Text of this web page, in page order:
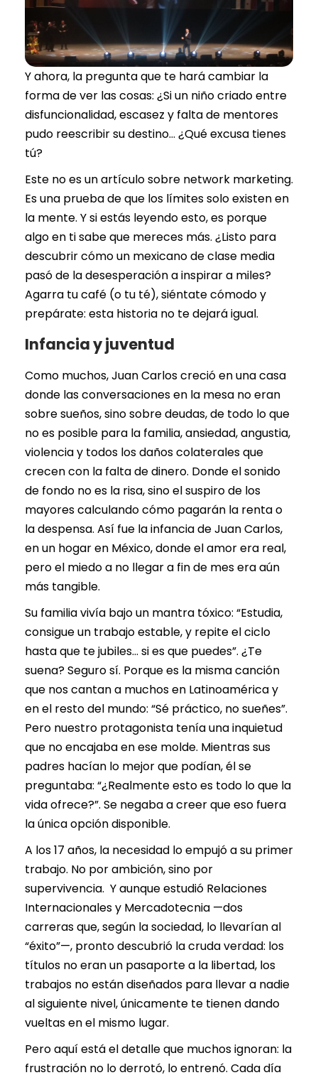
Y ahora, la pregunta que te hará cambiar la
forma de ver las cosas: ¿Si un niño criado entre
disfuncionalidad, escasez y falta de mentores
pudo reescribir su destino… ¿Qué excusa tienes
tú?
Este no es un artículo sobre network marketing.
Es una prueba de que los límites solo existen en
la mente. Y si estás leyendo esto, es porque
algo en ti sabe que mereces más. ¿Listo para
descubrir cómo un mexicano de clase media
pasó de la desesperación a inspirar a miles?
Agarra tu café (o tu té), siéntate cómodo y
prepárate: esta historia no te dejará igual.
Infancia y juventud
Como muchos, Juan Carlos creció en una casa
donde las conversaciones en la mesa no eran
sobre sueños, sino sobre deudas, de todo lo que
no es posible para la familia, ansiedad, angustia,
violencia y todos los daños colaterales que
crecen con la falta de dinero. Donde el sonido
de fondo no es la risa, sino el suspiro de los
mayores calculando cómo pagarán la renta o
la despensa. Así fue la infancia de Juan Carlos,
en un hogar en México, donde el amor era real,
pero el miedo a no llegar a fin de mes era aún
más tangible.
Su familia vivía bajo un mantra tóxico: “Estudia,
consigue un trabajo estable, y repite el ciclo
hasta que te jubiles… si es que puedes”. ¿Te
suena? Seguro sí. Porque es la misma canción
que nos cantan a muchos en Latinoamérica y
en el resto del mundo: “Sé práctico, no sueñes”.
Pero nuestro protagonista tenía una inquietud
que no encajaba en ese molde. Mientras sus
padres hacían lo mejor que podían, él se
preguntaba: “¿Realmente esto es todo lo que la
vida ofrece?”. Se negaba a creer que eso fuera
la única opción disponible.
A los 17 años, la necesidad lo empujó a su primer
trabajo. No por ambición, sino por
supervivencia. Y aunque estudió Relaciones
Internacionales y Mercadotecnia —dos
carreras que, según la sociedad, lo llevarían al
“éxito”—, pronto descubrió la cruda verdad: los
títulos no eran un pasaporte a la libertad, los
trabajos no están diseñados para llevar a nadie
al siguiente nivel, únicamente te tienen dando
vueltas en el mismo lugar.
Pero aquí está el detalle que muchos ignoran: la
frustración no lo derrotó, lo entrenó. Cada día